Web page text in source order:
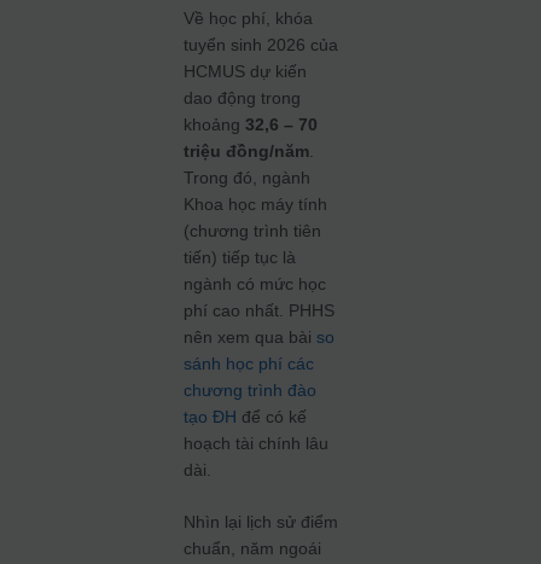
Về học phí, khóa
tuyển sinh 2026 của
HCMUS dự kiến
dao động trong
khoảng 32,6 – 70
triệu đồng/năm
Trong đó, ngành
Khoa học máy tính
(chương trình tiên
tiến) tiếp tục là
ngành có mức học
phí cao nhất. PHHS
nên xem qua bàiso
sánh học phí các
chương trình đào
tạo ĐH để có kế
hoạch tài chính lâu
dài.
Nhìn lại lịch sử điểm
chuẩn, năm ngoái